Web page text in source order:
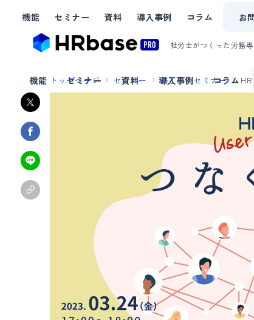
社労士がつくった労務
機能 セミナー 資料 導入事例 コラム
機能 セミナー 資料 導入事例 コラム お
トップページ セミナー 終了したセミナー